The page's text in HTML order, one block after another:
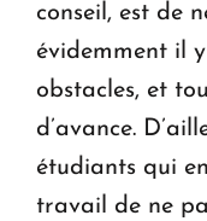
conseil, est de
évidemment il
obstacles, et
d’avance.
étudiants qui
travail de ne